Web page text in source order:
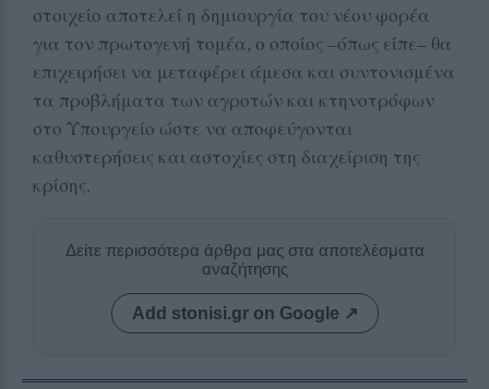
στοιχείο αποτελεί η δημιουργία του νέου φορέα
για τον πρωτογενή τομέα, ο οποίος –όπως είπε– θα
επιχειρήσει να μεταφέρει άμεσα και συντονισμένα
τα προβλήματα των αγροτών και κτηνοτρόφων
στο Υπουργείο ώστε να αποφεύγονται
καθυστερήσεις και αστοχίες στη διαχείριση της
κρίσης.
Δείτε περισσότερα άρθρα μας στα αποτελέσματα
αναζήτησης
Add stonisi.gr on Google ↗